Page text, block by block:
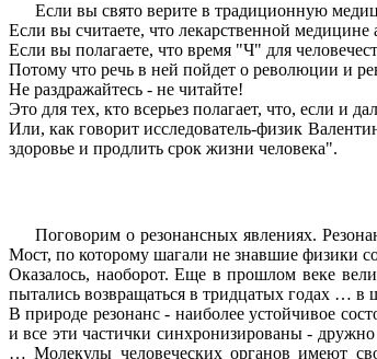
Если вы свято верите в традиционную
Если вы считаете, что лекарственной
Если вы полагаете, что время "Ч" для
Потому что речь в ней пойдет о революции и
Не раздражайтесь - не читайте!
Это для тех, кто всерьез полагает, что, если и
Или, как говорит исследователь-физик
здоровье и продлить срок жизни человека".
Поговорим о резонансных явлениях.
Мост, по которому шагали не знавшие физики
Оказалось, наоборот. Еще в прошлом веке
пытались возвращаться в тридцатых годах …
В природе резонанс - наиболее устойчивое
и все эти частички синхронизированы -
… Молекулы человеческих органов имеют